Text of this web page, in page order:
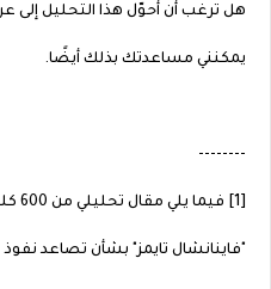
هل ترغب أن أحوّل هذا التحليل
يمكنني مساعدتك بذلك أيضًا.
--------
[1]
"فاينانشال تايمز" بشأن تصاعد